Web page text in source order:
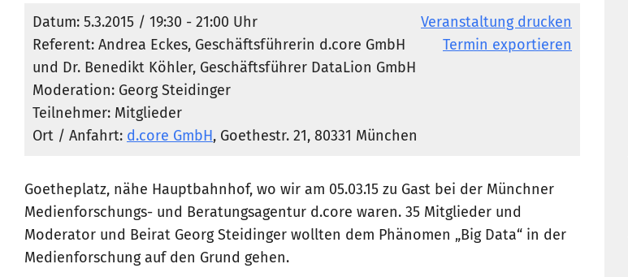
Veranstaltung drucken
Termin exportieren
Datum: 5.3.2015 / 19:30 - 21:00 Uhr
Referent: Andrea Eckes, Geschäftsführerin d.core GmbH
und Dr. Benedikt Köhler, Geschäftsführer DataLion GmbH
Moderation: Georg Steidinger
Teilnehmer: Mitglieder
Ort / Anfahrt: d.core GmbH , Goethestr. 21, 80331 München
Goetheplatz, nähe Hauptbahnhof, wo wir am 05.03.15 zu Gast bei der Münchner
Medienforschungs- und Beratungsagentur d.core waren. 35 Mitglieder und
Moderator und Beirat Georg Steidinger wollten dem Phänomen „Big Data“ in der
Medienforschung auf den Grund gehen.